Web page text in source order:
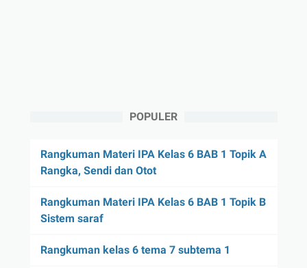
POPULER
Rangkuman Materi IPA Kelas 6 BAB 1 Topik A
Rangka, Sendi dan Otot
Rangkuman Materi IPA Kelas 6 BAB 1 Topik B
Sistem saraf
Rangkuman kelas 6 tema 7 subtema 1